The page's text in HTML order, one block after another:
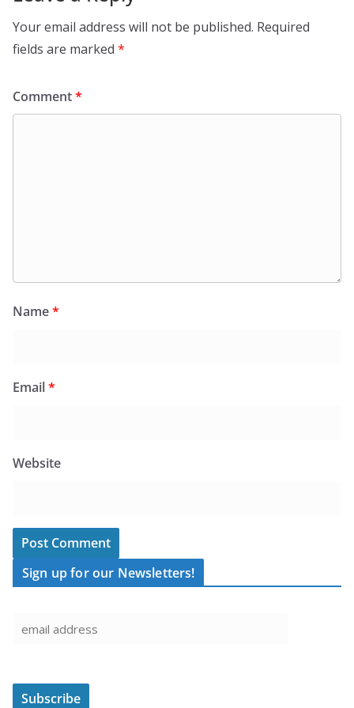
Your email address will not be published. Required
fields are marked *
Comment*
Name*
Email*
Website
Sign up for our Newsletters!